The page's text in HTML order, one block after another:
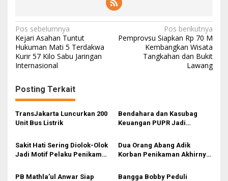
Navigasi
pos
Pos sebelumnya
Kejari Asahan Tuntut
Hukuman Mati 5 Terdakwa
Kurir 57 Kilo Sabu Jaringan
Internasional
Pos berikutnya
Pemprovsu Siapkan Rp 70 M
Kembangkan Wisata
Tangkahan dan Bukit
Lawang
Posting Terkait
TransJakarta Luncurkan 200
Unit Bus Listrik
Bendahara dan Kasubag
Keuangan PUPR Jadi
Sakit Hati Sering Diolok-Olok
Jadi Motif Pelaku Penikaman
Dua Orang Abang Adik
Korban Penikaman Akhirnya
PB Mathla’ul Anwar Siap
Bangga Bobby Peduli